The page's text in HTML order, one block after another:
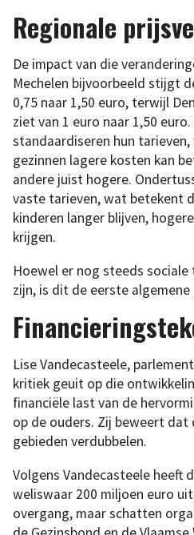
Regionale
De impact van die
Mechelen bijvoorbeeld stijgt
0,75 naar 1,50 euro, terwijl
ziet van 1 euro naar 1,50
standaardiseren hun
gezinnen lagere kosten kan
andere juist hogere.
vaste tarieven, wat betekent
kinderen langer blijven,
krijgen.
Hoewel er nog steeds sociale
zijn, is dit de eerste
Lise Vandecasteele,
kritiek geuit op die
financiële last van de
op de ouders. Zij beweert dat
gebieden verdubbelen.
Volgens Vandecasteele heeft
weliswaar 200 miljoen euro
overgang, maar schatten